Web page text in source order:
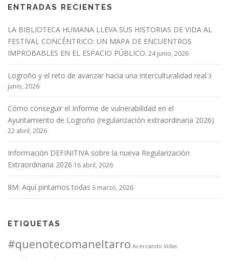
ENTRADAS RECIENTES
LA BIBLIOTECA HUMANA LLEVA SUS HISTORIAS DE VIDA AL
FESTIVAL CONCÉNTRICO: UN MAPA DE ENCUENTROS
IMPROBABLES EN EL ESPACIO PÚBLICO. 24 junio, 2026
Logroño y el reto de avanzar hacia una interculturalidad real 3
junio, 2026
Cómo conseguir el Informe de vulnerabilidad en el
Ayuntamiento de Logroño (regularización extraordinaria 2026)
22 abril, 2026
Información DEFINITIVA sobre la nueva Regularización
Extraordinaria 2026 16 abril, 2026
8M: Aquí pintamos todas 6 marzo, 2026
ETIQUETAS
#quenotecomaneltarro Acercando Vidas